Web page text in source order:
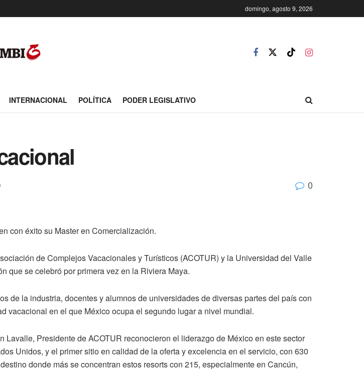
domingo, agosto 9, 2026
INTERNACIONAL POLÍTICA PODER LEGISLATIVO
0
con éxito su Master en Comercialización.
de Complejos Vacacionales y Turísticos (ACOTUR) y la Universidad del Valle
que se celebró por primera vez en la Riviera Maya.
de la industria, docentes y alumnos de universidades de diversas partes del país con
vacacional en el que México ocupa el segundo lugar a nivel mundial.
Presidente de ACOTUR reconocieron el liderazgo de México en este sector
Unidos, y el primer sitio en calidad de la oferta y excelencia en el servicio, con 630
donde más se concentran estos resorts con 215, especialmente en Cancún,